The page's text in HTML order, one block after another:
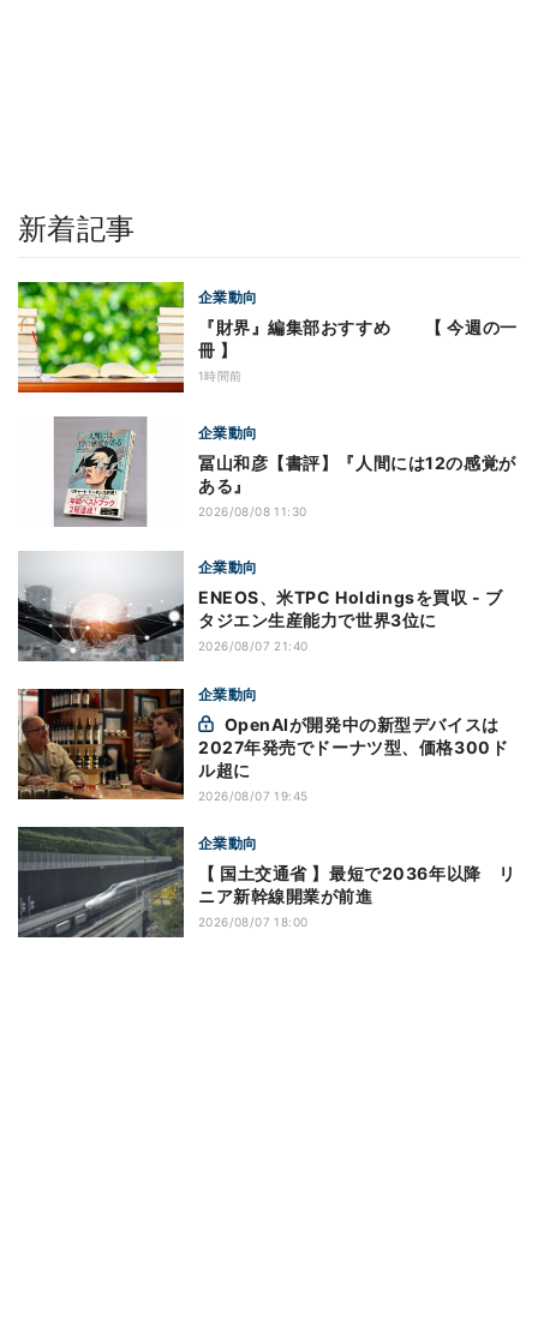
新着記事
企業動向
『財界』編集部おすすめ 【 今週の一
冊 】
1時間前
企業動向
冨山和彦【書評】『人間には12の感覚が
ある』
2026/08/08 11:30
企業動向
ENEOS、米TPC Holdingsを買収 - ブ
タジエン生産能力で世界3位に
2026/08/07 21:40
企業動向
2027年発売でドーナツ型、価格300ド
ル超に
2026/08/07 19:45
企業動向
【 国土交通省 】最短で2036年以降 リ
ニア新幹線開業が前進
2026/08/07 18:00